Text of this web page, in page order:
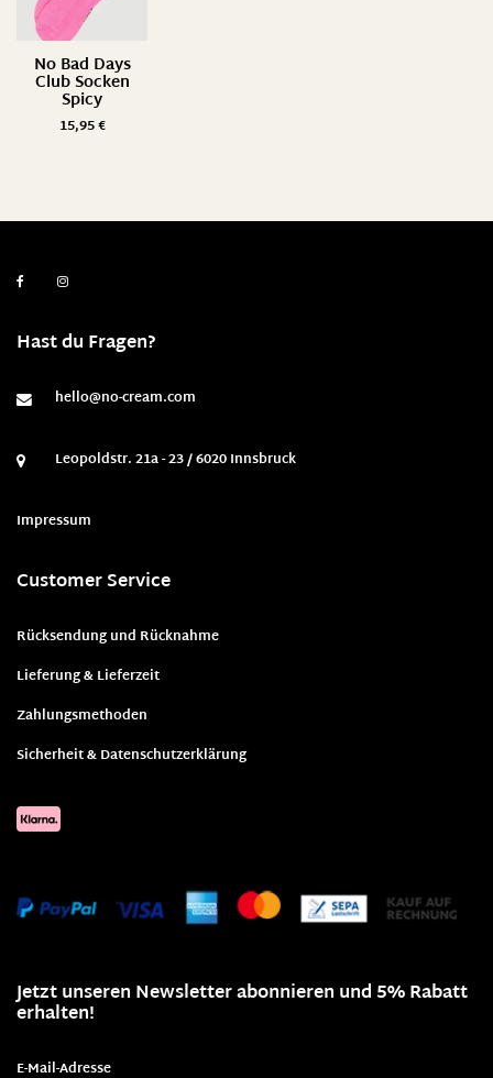
No Bad Days
Club Socken
Spicy
15,95€
Hast du Fragen?
hello@no-cream.com
Leopoldstr. 21a - 23 / 6020 Innsbruck
Impressum
Customer Service
Rücksendung und Rücknahme
Lieferung & Lieferzeit
Zahlungsmethoden
Sicherheit & Datenschutzerklärung
Jetzt unseren Newsletter abonnieren und 5% Rabatt
erhalten!
E-Mail-Adresse